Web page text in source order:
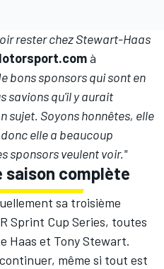
rester chez Stewart-Haas
à
bons sponsors qui sont en
savions qu'il y aurait
sujet. Soyons honnêtes, elle
elle a beaucoup
sponsors veulent voir."
saison complète
sa troisième
Sprint Cup Series, toutes
Haas et Tony Stewart.
même si tout est